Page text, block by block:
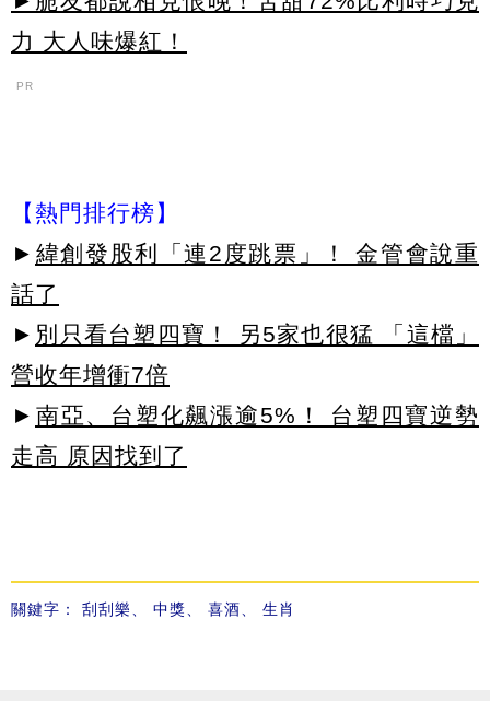
力 大人味爆紅！
PR
【熱門排行榜】
► 緯創發股利「連2度跳票」！ 金管會說重
話了
► 別只看台塑四寶！ 另5家也很猛 「這檔」
營收年增衝7倍
► 南亞、台塑化飆漲逾5%！ 台塑四寶逆勢
走高 原因找到了
關鍵字： 刮刮樂 中獎 喜酒 生肖